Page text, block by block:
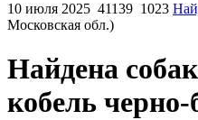
10 июля 2025 41139 1023
Московская обл.)
Найдена
кобель